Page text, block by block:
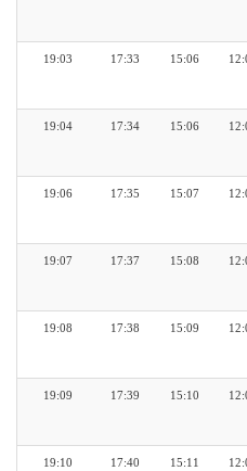
15:06
17:33
19:03
15:06
17:34
19:04
15:07
17:35
19:06
15:08
17:37
19:07
15:09
17:38
19:08
15:10
17:39
19:09
15:11
17:40
19:10